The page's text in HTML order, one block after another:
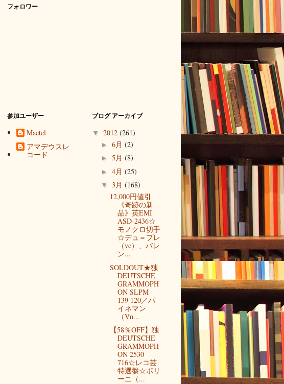
フォロワー
参加ユーザー
Maetel
アマデウスレ
コード
ブログ アーカイブ
▼ 2012 (261)
► 6月 (2)
► 5月 (8)
► 4月 (25)
▼ 3月 (168)
12,000円値引
《奇跡の新
品》英EMI
ASD-2436☆
モノクロ切手
☆デュ＝プレ
（vc）、バレ
ン...
SOLDOUT★独
DEUTSCHE
GRAMMOPH
ON SLPM
139 120／パ
イネマン
（Vn...
【58％OFF】独
DEUTSCHE
GRAMMOPH
ON 2530
716☆レコ芸
特選盤☆ポリ
ーニ（...